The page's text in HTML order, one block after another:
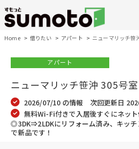
Home 借りたい アパート ニューマリッチ笹
アパート
ニューマリッチ笹沖 305号室
2026/07/10 の情報 次回更新日
無料Wi-Fi付きで入居後すぐにネッ
◎3DK⇒2LDKにリフォーム済み、キッチ
で新品です！